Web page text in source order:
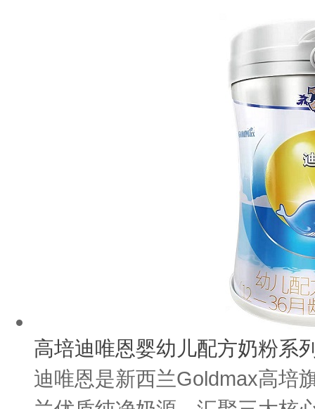
高培迪唯恩婴幼儿配方奶粉系
迪唯恩是新西兰Goldmax高培